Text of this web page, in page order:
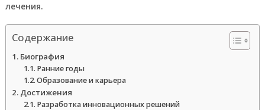
лечения.
Содержание
Биография
Ранние годы
Образование и карьера
Достижения
Разработка инновационных решений